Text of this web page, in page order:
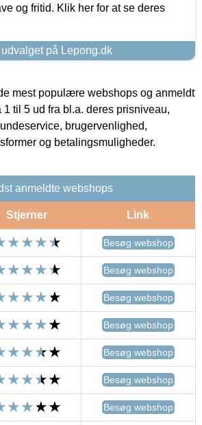
og fritid. Klik her for at se deres
på Lepong.dk
mest populære webshops og anmeldt
1 til 5 ud fra bl.a. deres prisniveau,
brugervenlighed,
og betalingsmuligheder.
anmeldte webshops
Stjerner Link
Besøg webshop
Besøg webshop
Besøg webshop
Besøg webshop
Besøg webshop
Besøg webshop
Besøg webshop